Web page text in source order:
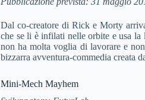
Dal co-creatore di Rick e Morty
che se li è infilati nelle orbite e usa la
non ha molta voglia di lavorare e
bizzarra avventura-commedia creata
Mini-Mech Mayhem